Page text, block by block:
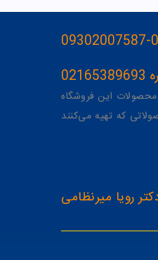
این فروشگاه
که تهیه می‌کنند
رویا میرنظامی